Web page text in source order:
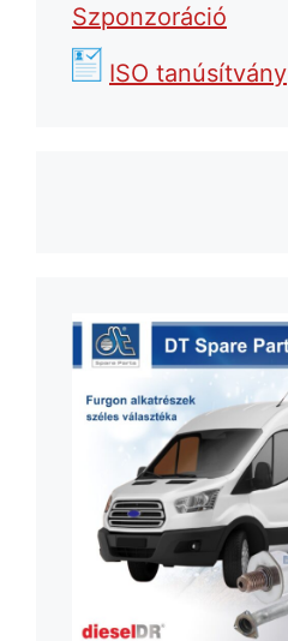
Szponzoráció
ISO tanúsítvány